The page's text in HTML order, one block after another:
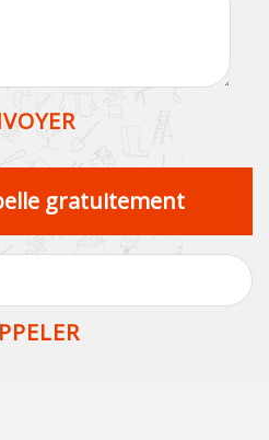
gratuitement